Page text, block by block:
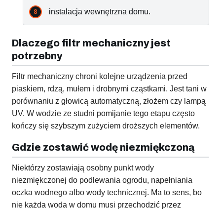
instalacja wewnętrzna domu.
Dlaczego filtr mechaniczny jest
potrzebny
Filtr mechaniczny chroni kolejne urządzenia przed
piaskiem, rdzą, mułem i drobnymi cząstkami. Jest tani w
porównaniu z głowicą automatyczną, złożem czy lampą
UV. W wodzie ze studni pomijanie tego etapu często
kończy się szybszym zużyciem droższych elementów.
Gdzie zostawić wodę niezmiękczoną
Niektórzy zostawiają osobny punkt wody
niezmiękczonej do podlewania ogrodu, napełniania
oczka wodnego albo wody technicznej. Ma to sens, bo
nie każda woda w domu musi przechodzić przez